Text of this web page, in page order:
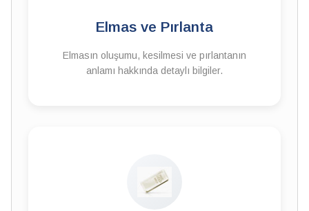
Elmas ve Pırlanta
Elmasın oluşumu, kesilmesi ve pırlantanın
anlamı hakkında detaylı bilgiler.